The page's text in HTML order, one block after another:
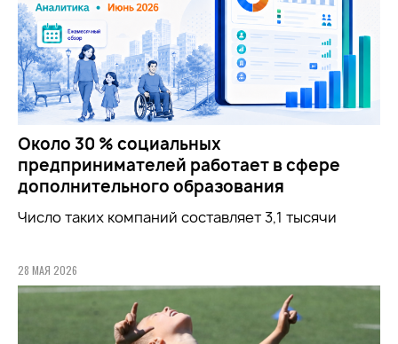
Около 30 % социальных
предпринимателей работает в сфере
дополнительного образования
Число таких компаний составляет 3,1 тысячи
28 МАЯ 2026